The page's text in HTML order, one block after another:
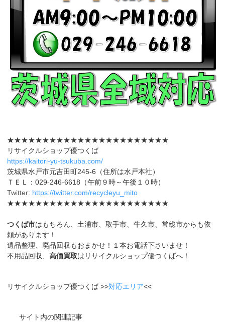
★★★★★★★★★★★★★★★★★★★★★★★
リサイクルショップ優つくば
https://kaitori-yu-tsukuba.com/
茨城県水戸市元吉田町245-6（住所は水戸本社）
ＴＥＬ：029-246-6618（午前９時～午後１０時）
Twitter: https://twitter.com/recycleyu_mito
★★★★★★★★★★★★★★★★★★★★★★★
つくば市はもちろん、土浦市、取手市、牛久市、常総市からも依
頼があります！
遺品整理、廃品回収もおまかせ！１本お電話下さいませ！
不用品回収、高価買取はリサイクルショップ優つくばへ！
リサイクルショップ優つくば >>対応エリア<<
サイト内の関連記事